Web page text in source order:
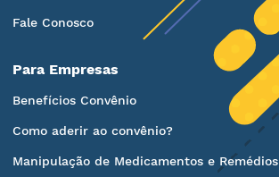
Fale Conosco
Para Empresas
Benefícios Convênio
Como aderir ao convênio?
Manipulação de Medicamentos e Remédios